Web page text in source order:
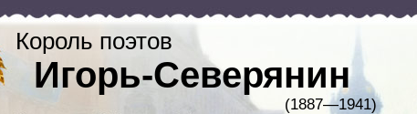
Король поэтов
Игорь-Северянин
(1887—1941)